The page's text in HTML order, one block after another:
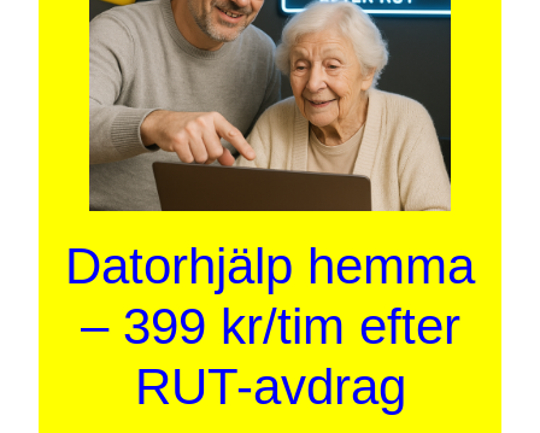
Datorhjälp hemma
– 399 kr/tim efter
RUT-avdrag